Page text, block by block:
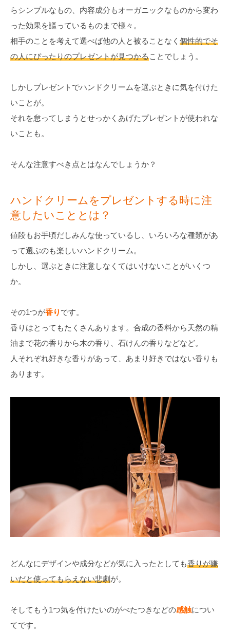
らシンプルなもの、内容成分もオーガニックなものから変わ
った効果を謳っているものまで様々。
相手のことを考えて選べば他の人と被ることなく 個性的でそ
の人にぴったりのプレゼントが見つかることでしょう。
しかしプレゼントでハンドクリームを選ぶときに気を付けた
いことが。
それを怠ってしまうとせっかくあげたプレゼントが使われな
いことも。
そんな注意すべき点とはなんでしょうか？
ハンドクリームをプレゼントする時に注
意したいこととは？
値段もお手頃だしみんな使っているし、いろいろな種類があ
って選ぶのも楽しいハンドクリーム。
しかし、選ぶときに注意しなくてはいけないことがいくつ
か。
その1つが香り です。
香りはとってもたくさんあります。合成の香料から天然の精
油まで花の香りから木の香り、石けんの香りなどなど。
人それぞれ好きな香りがあって、あまり好きではない香りも
あります。
どんなにデザインや成分などが気に入ったとしても香りが嫌
いだと使ってもらえない悲劇が。
そしてもう1つ気を付けたいのがべたつきなどの感触につい
てです。